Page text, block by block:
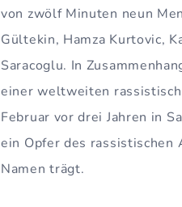
von zwölf Minuten neun
Gültekin, Hamza Kurtovic,
Saracoglu. In
einer weltweiten
Februar vor drei Jahren in
ein Opfer des rassistischen
Namen trägt.